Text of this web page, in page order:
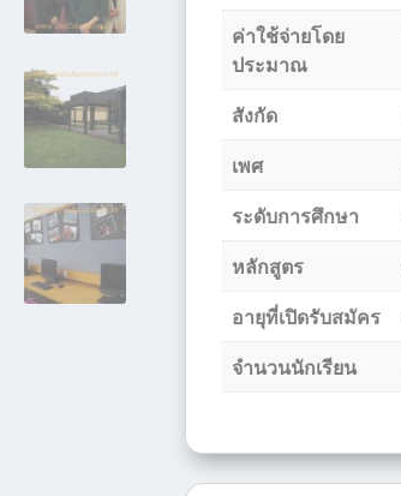
ค่าใช้จ่ายโดย
ประมาณ
สังกัด
เพศ
ระดับการศึกษา
หลักสูตร
อายุที่เปิดรับสมัคร
จำนวนนักเรียน